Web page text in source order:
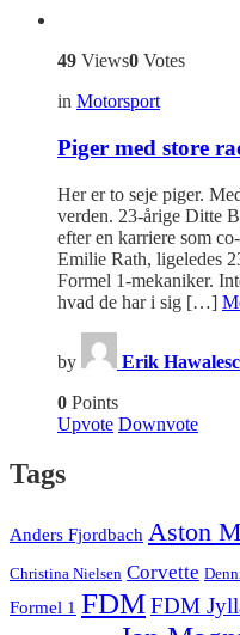
49 Views0 Votes
in Motorsport
Piger med store
Her er to seje piger.
verden. 23-årige Ditte
efter en karriere som
Emilie Rath, ligeledes
Formel 1-mekaniker.
hvad de har i sig […]
by Erik
0 Points
Upvote Downvote
Tags
Anders Fjordbach Aston
Christina Nielsen Corvette
Formel 1 FDMFDM